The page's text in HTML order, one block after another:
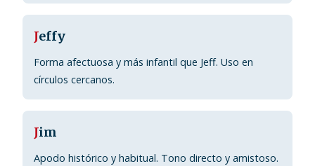
Jeffy
Forma afectuosa y más infantil que Jeff. Uso en
círculos cercanos.
Jim
Apodo histórico y habitual. Tono directo y amistoso.